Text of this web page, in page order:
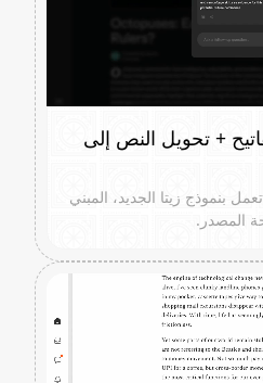
+ تحويل النص إلى
بنموذج زيتا الجديد، المبني
المصدر.